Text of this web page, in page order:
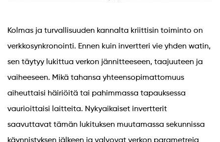
Kolmas ja turvallisuuden kannalta kriittisin toiminto on
verkkosynkronointi. Ennen kuin invertteri vie yhden watin,
sen täytyy lukittua verkon jännitteeseen, taajuuteen ja
vaiheeseen. Mikä tahansa yhteensopimattomuus
aiheuttaisi häiriöitä tai pahimmassa tapauksessa
vaurioittaisi laitteita. Nykyaikaiset invertterit
saavuttavat tämän lukituksen muutamassa sekunnissa